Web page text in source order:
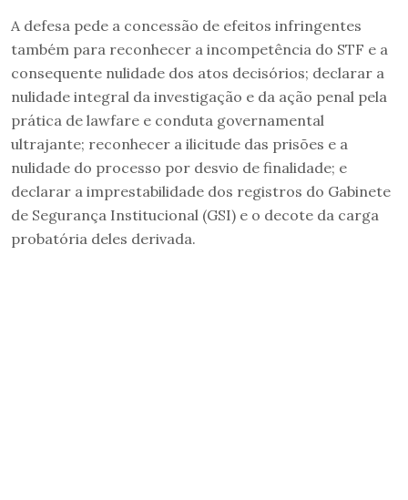
A defesa pede a concessão de efeitos infringentes
também para reconhecer a incompetência do STF e a
consequente nulidade dos atos decisórios; declarar a
nulidade integral da investigação e da ação penal pela
prática de lawfare e conduta governamental
ultrajante; reconhecer a ilicitude das prisões e a
nulidade do processo por desvio de finalidade; e
declarar a imprestabilidade dos registros do Gabinete
de Segurança Institucional (GSI) e o decote da carga
probatória deles derivada.